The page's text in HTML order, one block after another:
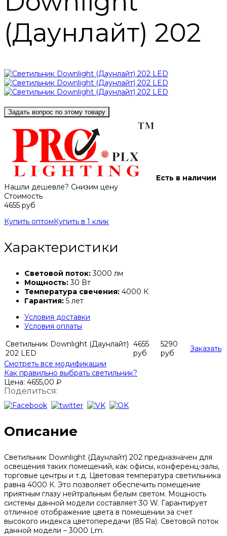
(Даунлайт) 202
Задать вопрос по этому товару
Есть в наличии
Нашли дешевле? Снизим цену
Стоимость
4655 руб
Купить оптом Купить в 1 клик
Характеристики
Световой поток:3000 лм
Мощность:30 Вт
Температура свечения: 4000 К
Гарантия: 5 лет
Условия доставки
Условия оплаты
Светильник Downlight (Даунлайт)
202 LED
4655
руб
5290
руб
Заказать
Смотреть все модификации
Как правильно выбрать светильник?
Цена: 4655,00 ₽
Поделиться:
Описание
Светильник Downlight (Даунлайт) 202 предназначен для
освещения таких помещений, как офисы, конференц-залы,
торговые центры и т.д. Цветовая температура светильника
равна 4000 К. Это позволяет обеспечить помещение
приятным глазу нейтральным белым светом. Мощность
системы данной модели составляет 30 W. Гарантирует
отличное отображение цвета в помещении за счет
высокого индекса цветопередачи (85 Ra). Световой поток
данной модели – 3000 Lm.